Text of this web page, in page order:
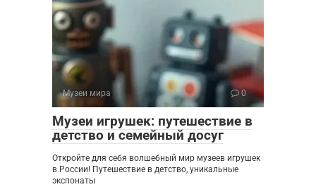
Музеи мира 0
Музеи игрушек: путешествие в
детство и семейный досуг
Откройте для себя волшебный мир музеев игрушек
в России! Путешествие в детство, уникальные
экспонаты